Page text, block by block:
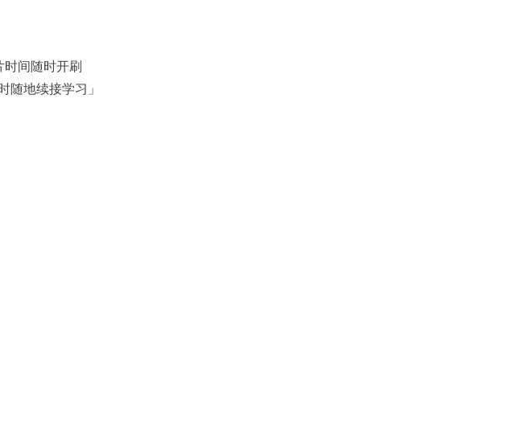
时间随时开刷
地续接学习」